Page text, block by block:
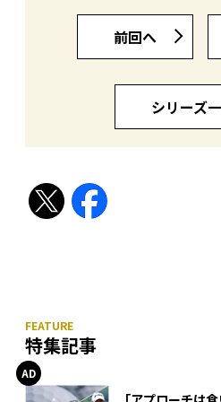
前回へ
シリーズ
特集記事